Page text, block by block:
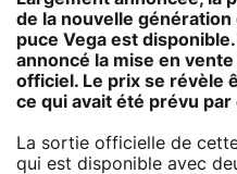
de la nouvelle génération
puce Vega est
annoncé la mise en
officiel. Le prix se révèle
ce qui avait été prévu
La sortie officielle de
qui est disponible avec